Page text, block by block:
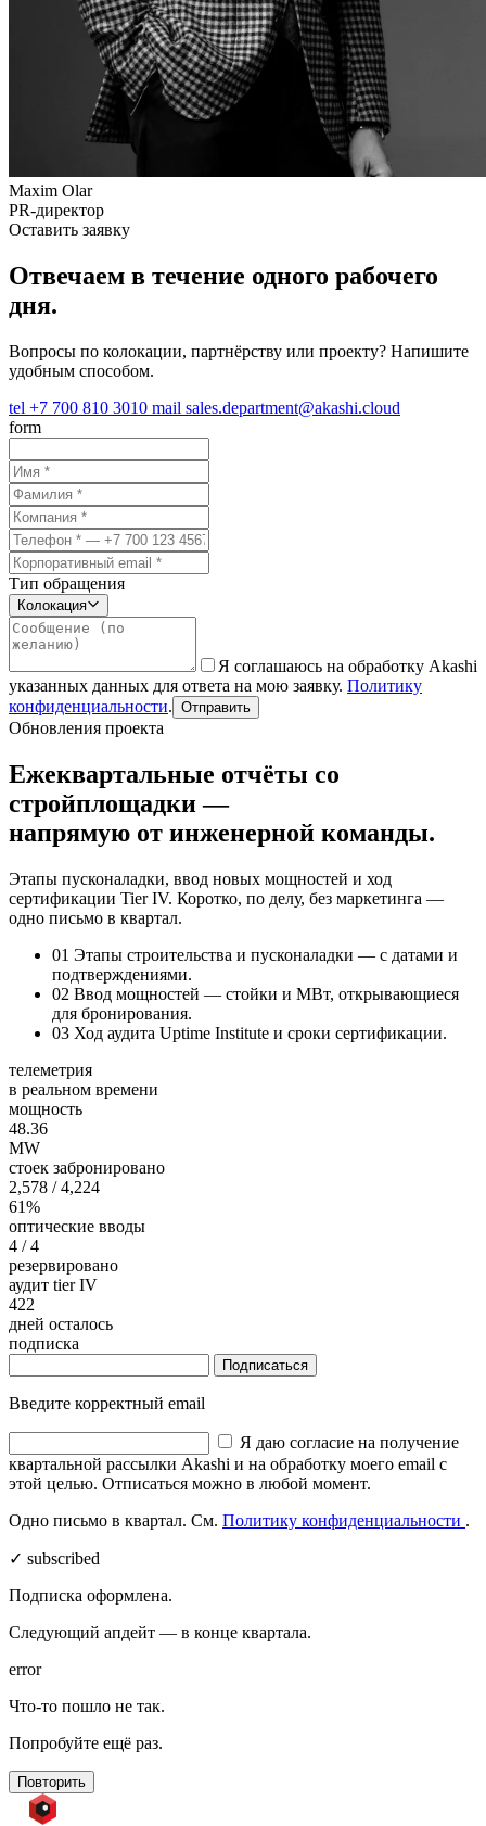
Maxim Olar
PR-директор
Оставить заявку
Отвечаем в течение одного рабочего
дня.
Вопросы по колокации, партнёрству или проекту? Напишите
удобным способом.
tel +7 700 810 3010 mail sales.department@akashi.cloud
form
Тип обращения
Колокация
Я соглашаюсь на обработку Akashi
указанных данных для ответа на мою заявку. Политику
конфиденциальности. Отправить
Обновления проекта
Ежеквартальные отчёты со
стройплощадки —
напрямую от инженерной команды.
Этапы пусконаладки, ввод новых мощностей и ход
сертификации Tier IV. Коротко, по делу, без маркетинга —
одно письмо в квартал.
01 Этапы строительства и пусконаладки — с датами и
подтверждениями.
02 Ввод мощностей — стойки и МВт, открывающиеся
для бронирования.
03 Ход аудита Uptime Institute и сроки сертификации.
телеметрия
в реальном времени
мощность
48.37
MW
стоек забронировано
2,578 / 4,224
61%
оптические вводы
4 / 4
резервировано
аудит tier IV
422
дней осталось
подписка
Подписаться
Введите корректный email
Я даю согласие на получение
квартальной рассылки Akashi и на обработку моего email с
этой целью. Отписаться можно в любой момент.
Одно письмо в квартал. См. Политику конфиденциальности .
✓ subscribed
Подписка оформлена.
Следующий апдейт — в конце квартала.
error
Что-то пошло не так.
Попробуйте ещё раз.
Повторить